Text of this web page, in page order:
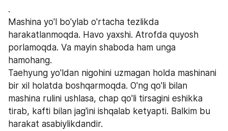
.
Mashina yo'l bo'ylab o'rtacha tezlikda
harakatlanmoqda. Havo yaxshi. Atrofda quyosh
porlamoqda. Va mayin shaboda ham unga
hamohang.
Taehyung yo'ldan nigohini uzmagan holda mashinani
bir xil holatda boshqarmoqda. O'ng qo'li bilan
mashina rulini ushlasa, chap qo'li tirsagini eshikka
tirab, kafti bilan jag'ini ishqalab ketyapti. Balkim bu
harakat asabiylikdandir.